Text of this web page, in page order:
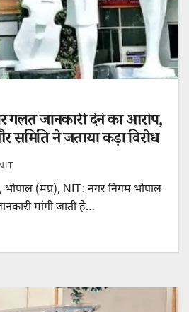
गलत जानकारी देने का आरोप,
समिति ने जताया कड़ा विरोध
(मप्र), NIT: नगर निगम भोपाल
मांगी जाती है…